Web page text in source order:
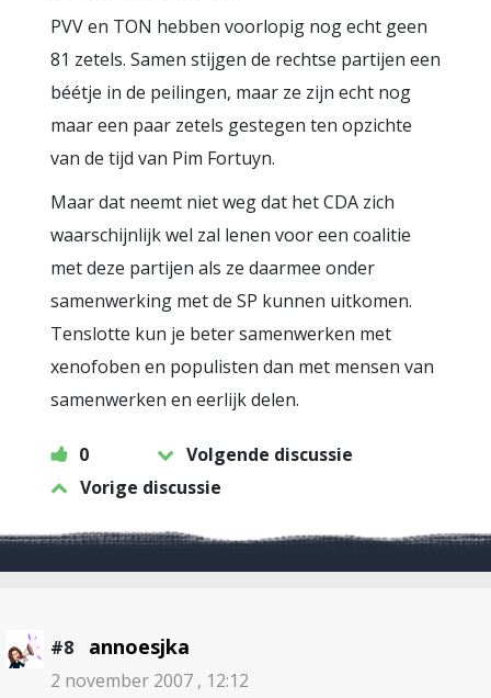
PVV en TON hebben voorlopig nog echt geen
81 zetels. Samen stijgen de rechtse partijen een
béétje in de peilingen, maar ze zijn echt nog
maar een paar zetels gestegen ten opzichte
van de tijd van Pim Fortuyn.
Maar dat neemt niet weg dat het CDA zich
waarschijnlijk wel zal lenen voor een coalitie
met deze partijen als ze daarmee onder
samenwerking met de SP kunnen uitkomen.
Tenslotte kun je beter samenwerken met
xenofoben en populisten dan met mensen van
samenwerken en eerlijk delen.
0
Volgende discussie
Vorige discussie
#8 annoesjka
2 november 2007 , 12:12